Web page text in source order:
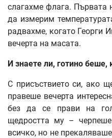
слагахме флага. Първата
да измерим
радвахме, когато Георги
вечерта на масата.
И знаете ли, готино беше,
С присъствието си, ако
правеше вечерта
без да се прави на
щедростта му –
всичко, но не